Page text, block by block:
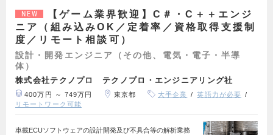
NEW
【ゲーム業界歓迎】C＃・C＋＋エンジ
ニア（組み込みOK／定着率／資格取得支援制
度／リモート相談可）
設計・開発エンジニア（その他、電気・電子・半導
体）
株式会社テクノプロ テクノプロ・エンジニアリング社
400万円 ～ 749万円 東京都 大手企業
英語力が必要
リモートワーク可能
車載ECUソフトウェアの設計開発及び不具合等の解析業務